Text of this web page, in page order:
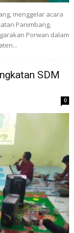
menggelar acara
Panimbang,
Porwan dalam
SDM
0